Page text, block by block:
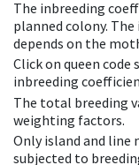
The inbreeding
planned colony.
depends on the
Click on queen code
inbreeding
The total breeding
weighting factors.
Only island and
subjected to